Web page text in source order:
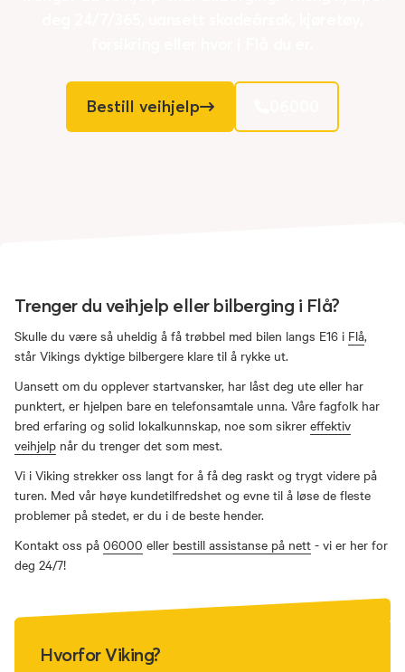
Bestill veihjelp
Trenger du veihjelp eller bilberging i Flå?
Skulle du være så uheldig å få trøbbel med bilen langs E16 i Flå,
står Vikings dyktige bilbergere klare til å rykke ut.
Uansett om du opplever startvansker, har låst deg ute eller har
punktert, er hjelpen bare en telefonsamtale unna. Våre fagfolk har
bred erfaring og solid lokalkunnskap, noe som sikrer effektiv
veihjelp når du trenger det som mest.
Vi i Viking strekker oss langt for å få deg raskt og trygt videre på
turen. Med vår høye kundetilfredshet og evne til å løse de fleste
problemer på stedet, er du i de beste hender.
Kontakt oss på 06000 eller bestill assistanse på nett - vi er her for
deg 24/7!
Hvorfor Viking?